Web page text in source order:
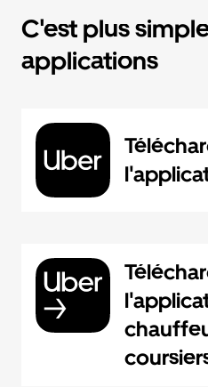
C'est plus
applications